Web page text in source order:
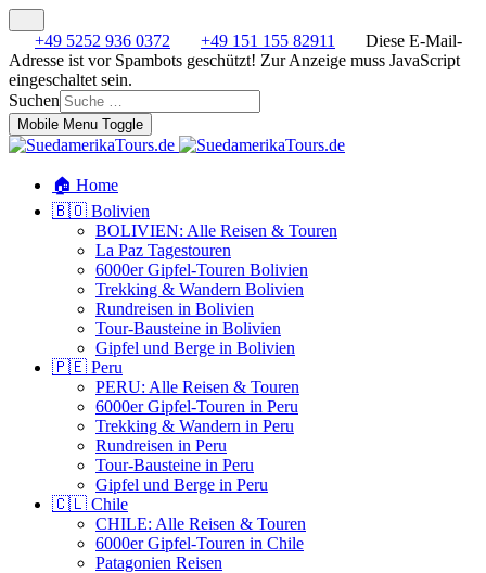
+49 5252 936 0372 +49 151 155 82911
Diese E-Mail-
Adresse ist vor Spambots geschützt! Zur Anzeige muss JavaScript
eingeschaltet sein.
Suchen
Mobile Menu Toggle
🏠 Home
🇧🇴 Bolivien
BOLIVIEN: Alle Reisen & Touren
La Paz Tagestouren
6000er Gipfel-Touren Bolivien
Trekking & Wandern Bolivien
Rundreisen in Bolivien
Tour-Bausteine in Bolivien
Gipfel und Berge in Bolivien
🇵🇪 Peru
PERU: Alle Reisen & Touren
6000er Gipfel-Touren in Peru
Trekking & Wandern in Peru
Rundreisen in Peru
Tour-Bausteine in Peru
Gipfel und Berge in Peru
🇨🇱 Chile
CHILE: Alle Reisen & Touren
6000er Gipfel-Touren in Chile
Patagonien Reisen